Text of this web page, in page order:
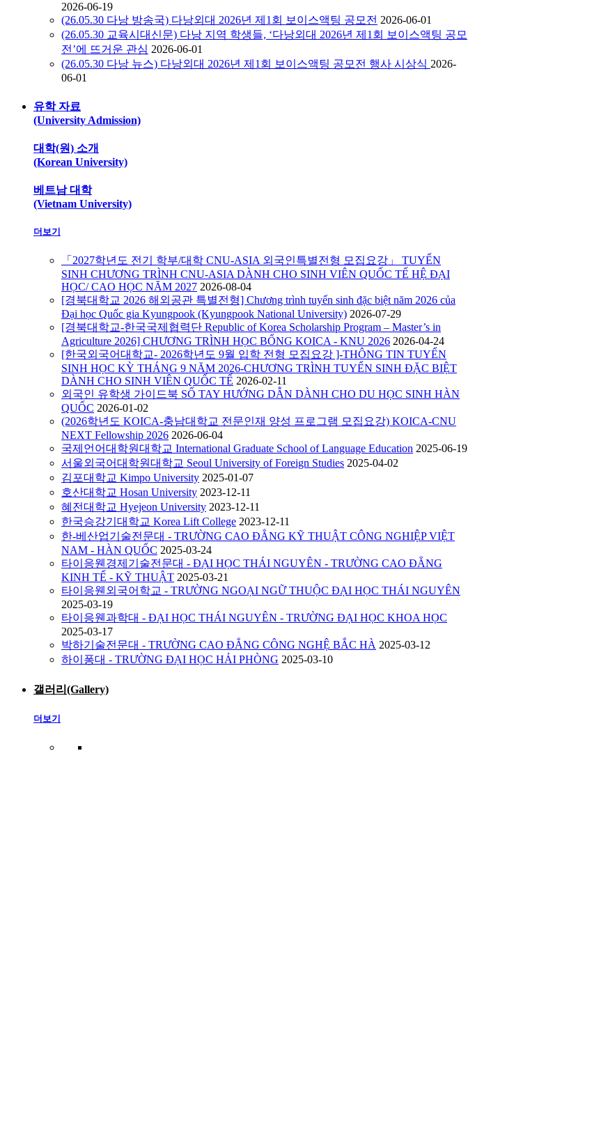
2026-06-19
(26.05.30 다낭 방송국) 다낭외대 2026년 제1회 보이스액팅 공모전 2026-06-01
(26.05.30 교육시대신문) 다낭 지역 학생들, ‘다낭외대 2026년 제1회 보이스액팅 공모
전’에 뜨거운 관심 2026-06-01
(26.05.30 다낭 뉴스) 다낭외대 2026년 제1회 보이스액팅 공모전 행사 시상식 2026-
06-01
유학 자료
(University Admission)
대학(원) 소개
(Korean University)
베트남 대학
(Vietnam University)
더보기
「2027학년도 전기 학부/대학 CNU-ASIA 외국인특별전형 모집요강」 TUYỂN
SINH CHƯƠNG TRÌNH CNU-ASIA DÀNH CHO SINH VIÊN QUỐC TẾ HỆ ĐẠI
HỌC/ CAO HỌC NĂM 2027 2026-08-04
[경북대학교 2026 해외공관 특별전형] Chương trình tuyển sinh đặc biệt năm 2026 của
Đại học Quốc gia Kyungpook (Kyungpook National University) 2026-07-29
[경북대학교-한국국제협력단 Republic of Korea Scholarship Program – Master’s in
Agriculture 2026] CHƯƠNG TRÌNH HỌC BỔNG KOICA - KNU 2026 2026-04-24
[한국외국어대학교- 2026학년도 9월 입학 전형 모집요강 ]-THÔNG TIN TUYỂN
SINH HỌC KỲ THÁNG 9 NĂM 2026-CHƯƠNG TRÌNH TUYỂN SINH ĐẶC BIỆT
DÀNH CHO SINH VIÊN QUỐC TẾ 2026-02-11
외국인 유학생 가이드북 SỔ TAY HƯỚNG DẪN DÀNH CHO DU HỌC SINH HÀN
QUỐC 2026-01-02
(2026학년도 KOICA-충남대학교 전문인재 양성 프로그램 모집요강) KOICA-CNU
NEXT Fellowship 2026 2026-06-04
국제언어대학원대학교 International Graduate School of Language Education 2025-06-19
서울외국어대학원대학교 Seoul University of Foreign Studies 2025-04-02
김포대학교 Kimpo University 2025-01-07
호산대학교 Hosan University 2023-12-11
혜전대학교 Hyejeon University 2023-12-11
한국승강기대학교 Korea Lift College 2023-12-11
한-베산업기술전문대 - TRƯỜNG CAO ĐẲNG KỸ THUẬT CÔNG NGHIỆP VIỆT
NAM - HÀN QUỐC 2025-03-24
타이응웬경제기술전문대 - ĐẠI HỌC THÁI NGUYÊN - TRƯỜNG CAO ĐẲNG
KINH TẾ - KỸ THUẬT 2025-03-21
타이응웬외국어학교 - TRƯỜNG NGOẠI NGỮ THUỘC ĐẠI HỌC THÁI NGUYÊN
2025-03-19
타이응웬과학대 - ĐẠI HỌC THÁI NGUYÊN - TRƯỜNG ĐẠI HỌC KHOA HỌC
2025-03-17
박하기술전문대 - TRƯỜNG CAO ĐẲNG CÔNG NGHỆ BẮC HÀ 2025-03-12
하이퐁대 - TRƯỜNG ĐẠI HỌC HẢI PHÒNG 2025-03-10
갤러리(Gallery)
더보기